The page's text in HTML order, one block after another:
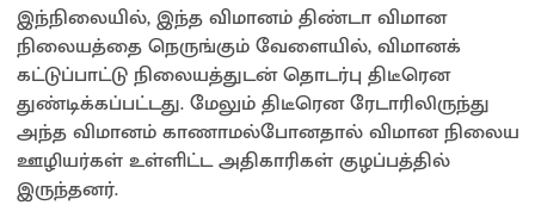
இந்நிலையில், இந்த விமானம் திண்டா விமான
நிலையத்தை நெருங்கும் வேளையில், விமானக்
கட்டுப்பாட்டு நிலையத்துடன் தொடர்பு திடீரென
துண்டிக்கப்பட்டது. மேலும் திடீரென ரேடாரிலிருந்து
அந்த விமானம் காணாமல்போனதால் விமான நிலைய
ஊழியர்கள் உள்ளிட்ட அதிகாரிகள் குழப்பத்தில்
இருந்தனர்.